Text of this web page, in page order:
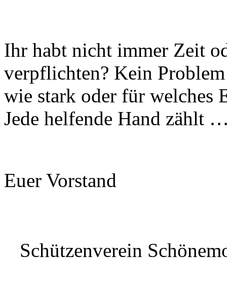
Ihr habt nicht immer Zeit
verpflichten? Kein
wie stark oder für welches
Jede helfende Hand zählt
Euer Vorstand
Schützenverein